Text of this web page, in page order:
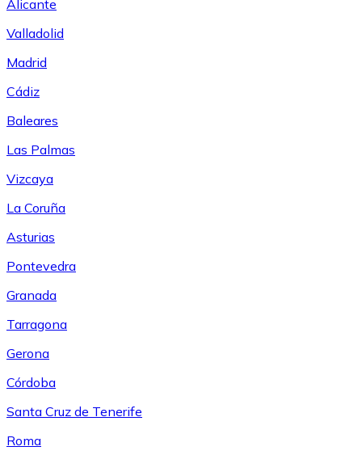
Alicante
Valladolid
Madrid
Cádiz
Baleares
Las Palmas
Vizcaya
La Coruña
Asturias
Pontevedra
Granada
Tarragona
Gerona
Córdoba
Santa Cruz de Tenerife
Roma